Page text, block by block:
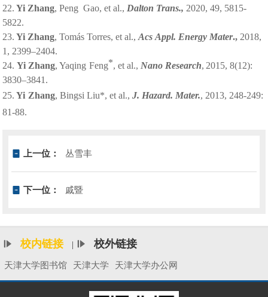
22. Yi Zhang, Peng Gao, et al., Dalton Trans., 2020, 49, 5815-
5822.
23. Yi Zhang, Tomás Torres, et al.,Acs Appl. Energy Mater., 2018,
1, 2399–2404.
24.Yi Zhang, Yaqing Feng*, et al., Nano Research, 2015, 8(12):
3830–3841.
25. Yi Zhang, Bingsi Liu*, et al., J. Hazard. Mater., 2013, 248-249:
81-88.
上一位： 丛雪丰
下一位： 戚暨
校内链接 | 校外链接
天津大学图书馆 天津大学 天津大学办公网